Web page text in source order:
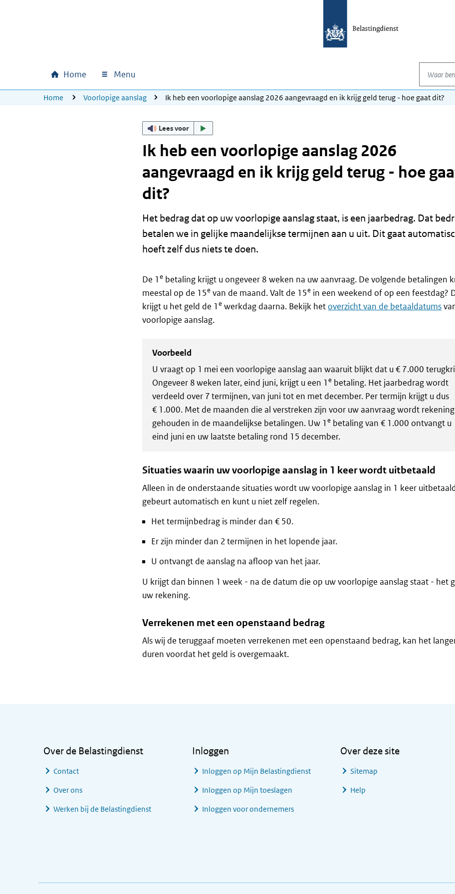
Hoofdnavigatie
Home Menu
Waar
U bevindt zich hier:
Home Voorlopige aanslag Ik heb een voorlopige aanslag 2026 aangevraagd en ik krijg geld terug - hoe gaat dit?
Lees voor
Ik heb een voorlopige aanslag 2026
aangevraagd en ik krijg geld terug - hoe
dit?
Het bedrag dat op uw voorlopige aanslag staat, is een jaarbedrag. Dat
betalen we in gelijke maandelijkse termijnen aan u uit. Dit gaat
hoeft zelf dus niets te doen.
De 1e betaling krijgt u ongeveer 8 weken na uw aanvraag. De volgende betalingen
meestal op de 15e van de maand. Valt de 15e in een weekend of op een feestdag?
krijgt u het geld de 1e werkdag daarna. Bekijk het overzicht van de betaaldatums
voorlopige aanslag.
Voorbeeld
U vraagt op 1 mei een voorlopige aanslag aan waaruit blijkt dat u € 7.000
Ongeveer 8 weken later, eind juni, krijgt u een 1e betaling. Het jaarbedrag wordt
verdeeld over 7 termijnen, van juni tot en met december. Per termijn krijgt u dus
€ 1.000. Met de maanden die al verstreken zijn voor uw aanvraag wordt rekening
gehouden in de maandelijkse betalingen. Uw 1e betaling van € 1.000 ontvangt u
eind juni en uw laatste betaling rond 15 december.
Situaties waarin uw voorlopige aanslag in 1 keer wordt uitbetaald
Alleen in de onderstaande situaties wordt uw voorlopige aanslag in 1 keer
gebeurt automatisch en kunt u niet zelf regelen.
Het termijnbedrag is minder dan € 50.
Er zijn minder dan 2 termijnen in het lopende jaar.
U ontvangt de aanslag na afloop van het jaar.
U krijgt dan binnen 1 week - na de datum die op uw voorlopige aanslag staat - het
uw rekening.
Verrekenen met een openstaand bedrag
Als wij de teruggaaf moeten verrekenen met een openstaand bedrag, kan het
duren voordat het geld is overgemaakt.
Over de Belastingdienst
Contact
Over ons
Werken bij de Belastingdienst
Inloggen
Inloggen op Mijn Belastingdienst
Inloggen op Mijn toeslagen
Inloggen voor ondernemers
Over deze site
Sitemap
Help